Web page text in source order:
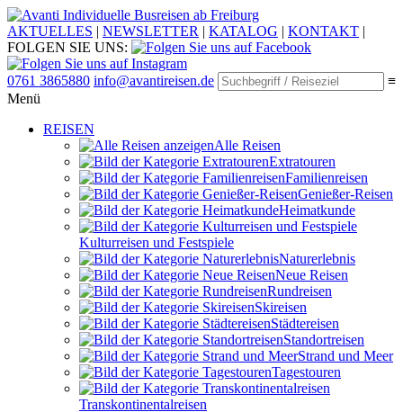
Individuelle Busreisen ab Freiburg
AKTUELLES | NEWSLETTER | KATALOG | KONTAKT |
FOLGEN SIE UNS:
0761 3865880 info@avantireisen.de
≡
Menü
REISEN
Alle Reisen
Extratouren
Familien­reisen
Genießer-Reisen
Heimatkunde
Kultur­reisen und Festspiele
Naturerlebnis
Neue Reisen
Rund­reisen
Ski­reisen
Städte­reisen
Standort­reisen
Strand und Meer
Tagestouren
Transkontinental­reisen